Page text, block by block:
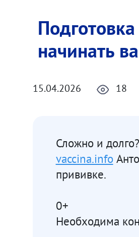
начинать
15.04.2026 18
Сложно и
vaccina.info
прививке.
0+
Необходима